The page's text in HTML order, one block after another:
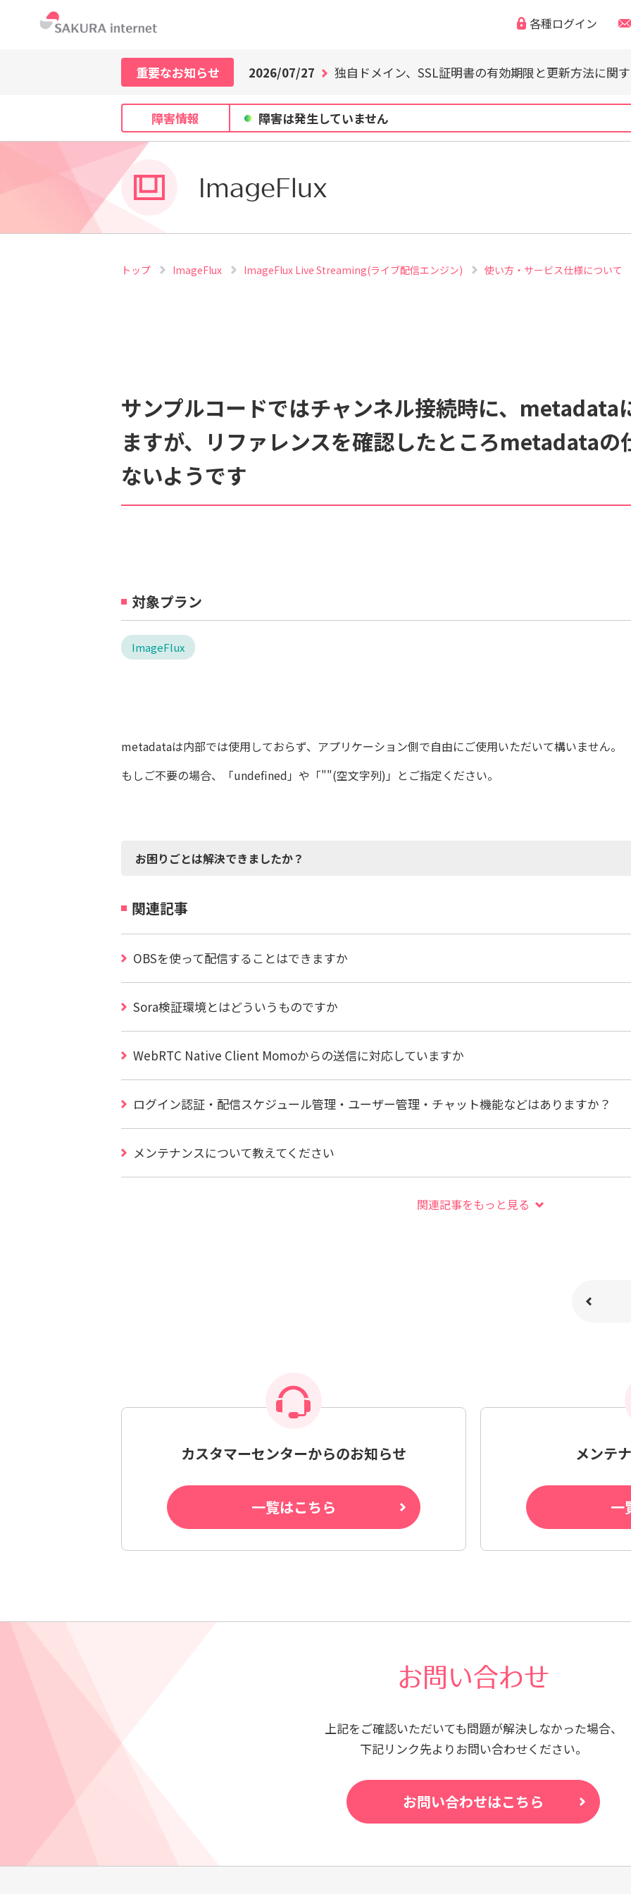
個人情報保護のため、お名前や連絡先、会員IDを入力しないでください。 サイト内検索について
各種ログイン
重要なお知らせ
WordPress の脆弱性にご注意ください（CVE-2026-
2026/07/27
独自ドメイン、SSL証明書の有効期限と更新方法に関
2026/07/29
「なりすまし・フィッシング詐欺などの迷惑メール」「
2026/07/27
独自ドメイン、SSL証明書の有効期限と更新方法に関
障害情報 障害は発生していません
ImageFlux
トップ ImageFlux ImageFlux Live Streaming(ライブ配信エンジン) 使い方・サービス仕様について
サンプルコードではチャンネル接続時に、
ますが、リファレンスを確認したところmetadataの
ないようです
対象プラン
ImageFlux
metadataは内部では使用しておらず、アプリケーション側で自由にご使用いただいて構いません。
もしご不要の場合、「undefined」や「""(空文字列)」とご指定ください。
お困りごとは解決できましたか？
関連記事
OBSを使って配信することはできますか
Sora検証環境とはどういうものですか
WebRTC Native Client Momoからの送信に対応していますか
ログイン認証・配信スケジュール管理・ユーザー管理・チャット機能などはありますか？
メンテナンスについて教えてください
関連記事をもっと見る
カスタマーセンターからのお知らせ
一覧はこちら
メンテ
一
お問い合わせ
上記をご確認いただいても問題が解決しなかった場合、
下記リンク先よりお問い合わせください。
お問い合わせはこちら